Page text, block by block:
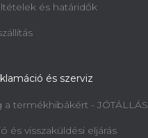
és határidők
és szerviz
a termékhibákért - JÓTÁLLÁS
és visszaküldési eljárás